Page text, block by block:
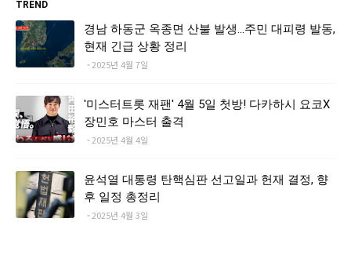
TREND
경남 하동군 옥종면 산불 발생…주민 대피령 발동,
현재 긴급 상황 정리
2025년 4월 7일
'미스터트롯 재팬' 4월 5일 첫방! 다카하시 요코X
장민호 마스터 출격
2025년 4월 4일
윤석열 대통령 탄핵심판 선고일과 헌재 결정, 향
후 일정 총정리
2025년 4월 3일